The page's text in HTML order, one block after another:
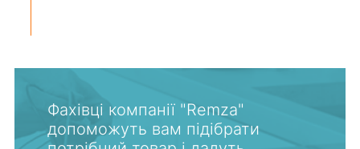
Фахівці компанії "Remza"
допоможуть вам підібрати